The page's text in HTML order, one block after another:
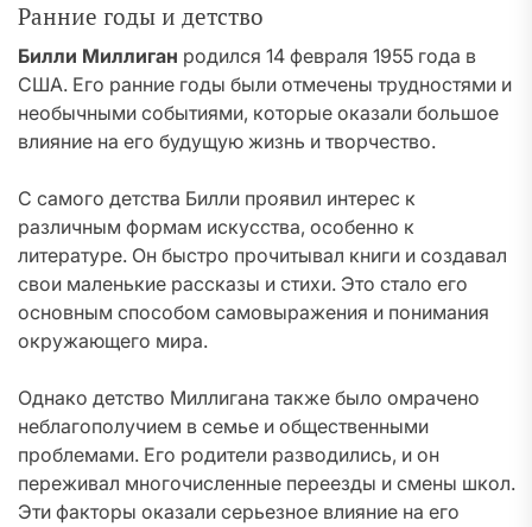
Ранние годы и детство
Билли Миллиган родился 14 февраля 1955 года в
США. Его ранние годы были отмечены трудностями и
необычными событиями, которые оказали большое
влияние на его будущую жизнь и творчество.
С самого детства Билли проявил интерес к
различным формам искусства, особенно к
литературе. Он быстро прочитывал книги и создавал
свои маленькие рассказы и стихи. Это стало его
основным способом самовыражения и понимания
окружающего мира.
Однако детство Миллигана также было омрачено
неблагополучием в семье и общественными
проблемами. Его родители разводились, и он
переживал многочисленные переезды и смены школ.
Эти факторы оказали серьезное влияние на его